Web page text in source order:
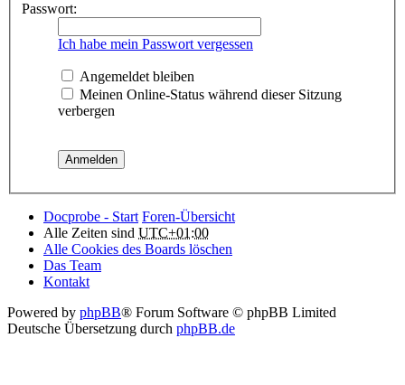
Passwort:
Ich habe mein Passwort vergessen
Angemeldet bleiben
Meinen Online-Status während dieser Sitzung
verbergen
Docprobe - Start Foren-Übersicht
Alle Zeiten sind UTC+01:00
Alle Cookies des Boards löschen
Das Team
Kontakt
Powered by phpBB® Forum Software © phpBB Limited
Deutsche Übersetzung durch phpBB.de